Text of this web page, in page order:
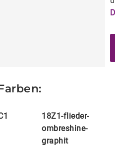
18Z1-flieder-
ombreshine-
graphit